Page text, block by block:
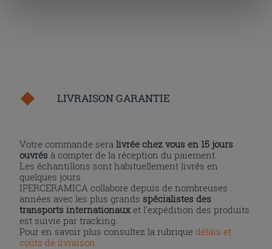
LIVRAISON GARANTIE
Votre commande seralivrée chez vous en 15 jours
ouvrés à compter de la réception du paiement.
Les échantillons sont habituellement livrés en
quelques jours.
IPERCERAMICA collabore depuis de nombreuses
années avec les plus grands spécialistes des
transports internationaux et l'expédition des produits
est suivie par tracking.
Pour en savoir plus consultez la rubriquedélais et
coûts de livraison